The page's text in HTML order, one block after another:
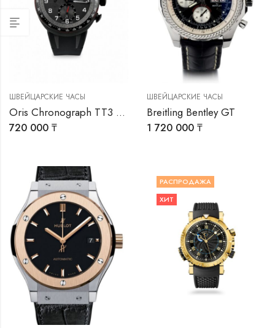
ШВЕЙЦАРСКИЕ ЧАСЫ
Oris Chronograph TT3 Darryl O’ Young
720 000 ₸
ШВЕЙЦАРСКИЕ ЧАСЫ
Breitling Bentley GT
1 720 000 ₸
РАСПРОДАЖА
ХИТ